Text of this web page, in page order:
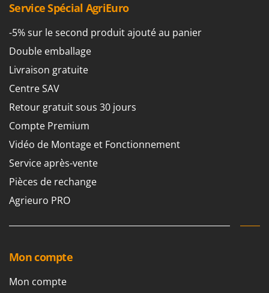
Service Spécial AgriEuro
-5% sur le second produit ajouté au panier
Double emballage
Livraison gratuite
Centre SAV
Retour gratuit sous 30 jours
Compte Premium
Vidéo de Montage et Fonctionnement
Service après-vente
Pièces de rechange
Agrieuro PRO
Mon compte
Mon compte